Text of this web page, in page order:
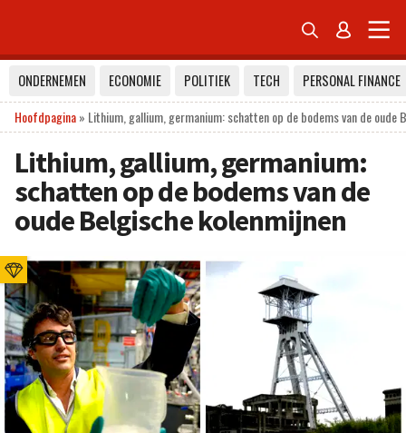
 
ONDERNEMEN ECONOMIE POLITIEK TECH
PERSONAL FINANCE
Hoofdpagina» Lithium, gallium, germanium: schatten op de bodems van de oude
Lithium, gallium, germanium:
schatten op de bodems van de
oude Belgische kolenmijnen